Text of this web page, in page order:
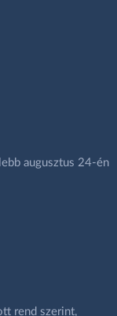
augusztus 24-én
rend szerint,